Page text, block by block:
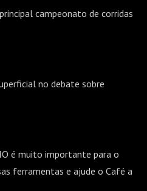
campeonato de corridas
no debate sobre
é muito importante para o
ferramentas e ajude o Café a